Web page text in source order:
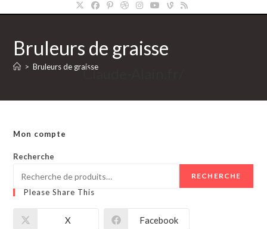
Claude-Alain.fr/
Bruleurs de graisse
> Bruleurs de graisse
Mon compte
Recherche
RECHERCHE
Please Share This
X Facebook